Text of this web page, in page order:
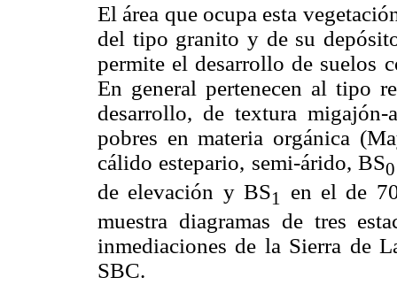
El área que ocupa esta
del tipo granito y de su
permite el desarrollo de suelos
En general pertenecen al tipo
desarrollo, de textura
pobres en materia orgánica
cálido estepario, semi-árido, BS0
de elevación y BS1
en el de
muestra diagramas de tres
inmediaciones de la Sierra de
SBC.